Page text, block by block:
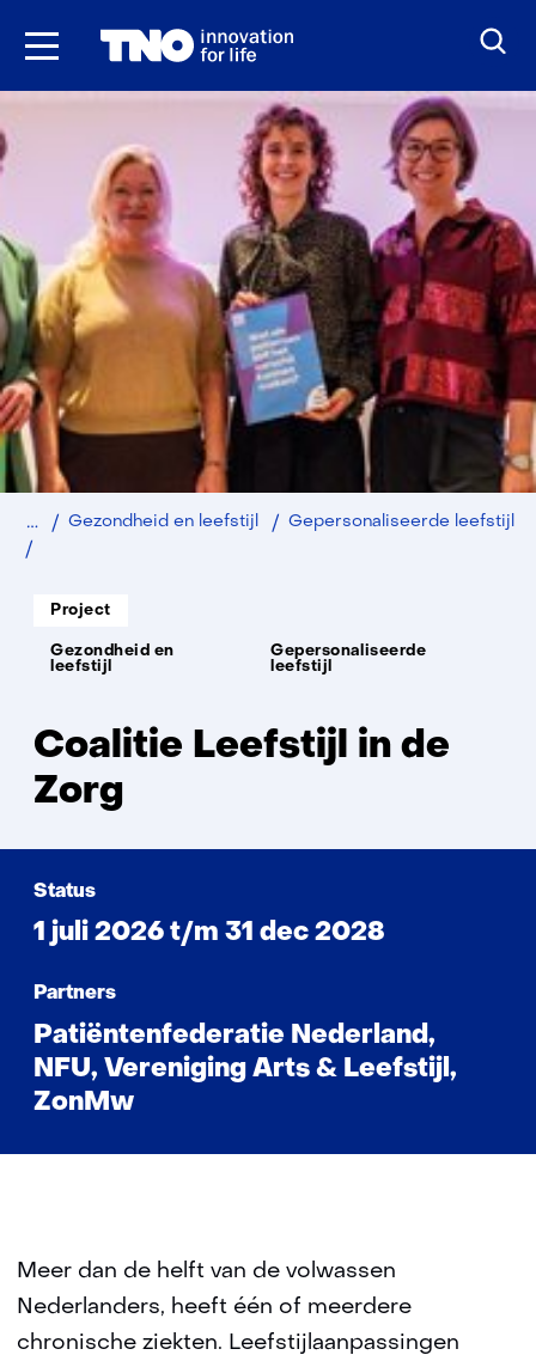
Ga
Home Gezondheid en leefstijl
Gepersonaliseerde leefstijl
Zorg
Soort
project:
Project
Thema:
Gezondheid en
leefstijl
Gepersonaliseerde
leefstijl
Coalitie Leefstijl in de
Zorg
Status
1 juli 2026 t/m 31 dec 2028
Partners
Patiëntenfederatie Nederland,
NFU, Vereniging Arts & Leefstijl,
ZonMw
Meer dan de helft van de volwassen
Nederlanders, heeft één of meerdere
chronische ziekten. Leefstijlaanpassingen